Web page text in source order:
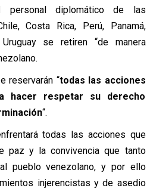
personal diplomático de las
Costa Rica, Perú, Panamá,
se retiren “de manera
reservarán “todas las acciones
hacer respetar su derecho
“.
todas las acciones que
paz y la convivencia que tanto
pueblo venezolano, y por ello
injerencistas y de asedio